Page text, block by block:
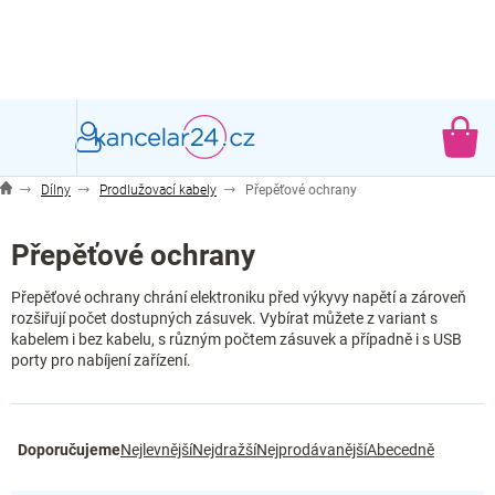
Dílny Prodlužovací kabely Přepěťové ochrany
Přepěťové ochrany
Přepěťové ochrany chrání elektroniku před výkyvy napětí a zároveň
rozšiřují počet dostupných zásuvek. Vybírat můžete z variant s
kabelem i bez kabelu, s různým počtem zásuvek a případně i s USB
porty pro nabíjení zařízení.
a
DoporučujemeNejlevnějšíNejdražšíNejprodávanějšíAbecedně